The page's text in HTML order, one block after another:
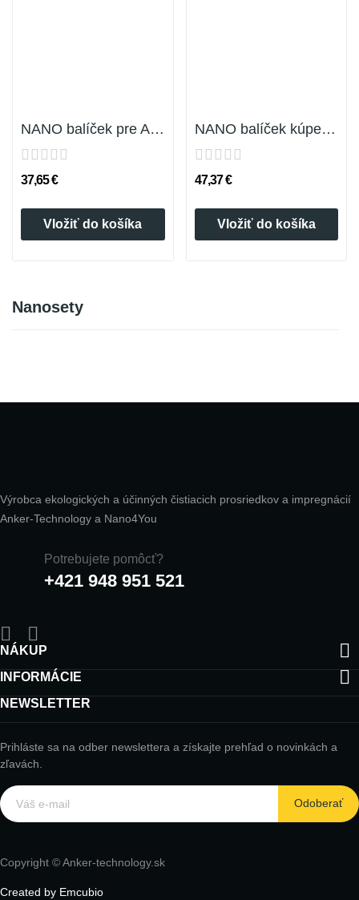
Nanosety
NANO balíček pre AUTO-MOTO exteriér
37,65 €
Vložiť do košíka
NANO balíček kúpeľňa
47,37 €
Vložiť do košíka
Výrobca ekologických a účinných čistiacich prosriedkov a impregnácií
Anker-Technology a Nano4You
Potrebujete pomôcť?
+421 948 951 521
NÁKUP 
INFORMÁCIE 
NEWSLETTER
Prihláste sa na odber newslettera a získajte prehľad o novinkách a
zľavách.
Odoberať
Copyright © Anker-technology.sk
Created by Emcubio